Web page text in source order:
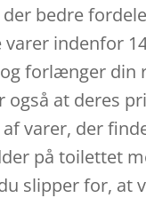
bedre
indenfor
forlænger din
at deres
varer, der
på toilettet
slipper for,